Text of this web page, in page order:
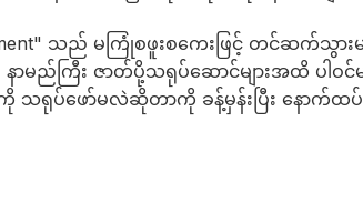
သည် မကြုံစဖူးစကေးဖြင့် တင်ဆက်သွား
နာမည်ကြီး ဇာတ်ပို့သရုပ်ဆောင်များအထိ ပါဝ
ပ်ဖော်မလဲဆိုတာကို ခန့်မှန်းပြီး နောက်ထပ်